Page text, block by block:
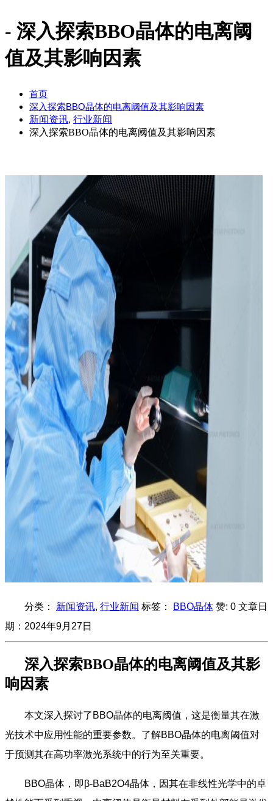
深入探索BBO晶体的电离阈
值及其影响因素
首页
深入探索BBO晶体的电离阈值及其影响因素
新闻资讯, 行业新闻
深入探索BBO晶体的电离阈值及其影响因素
分类： 新闻资讯, 行业新闻 标签： BBO晶体 赞: 0 文章日
期： 2024年9月27日
深入探索BBO晶体的电离阈值及其影
响因素
本文深入探讨了BBO晶体的电离阈值，这是衡量其在激
光技术中应用性能的重要参数。了解BBO晶体的电离阈值对
于预测其在高功率激光系统中的行为至关重要。
BBO晶体，即β-BaB2O4晶体，因其在非线性光学中的卓